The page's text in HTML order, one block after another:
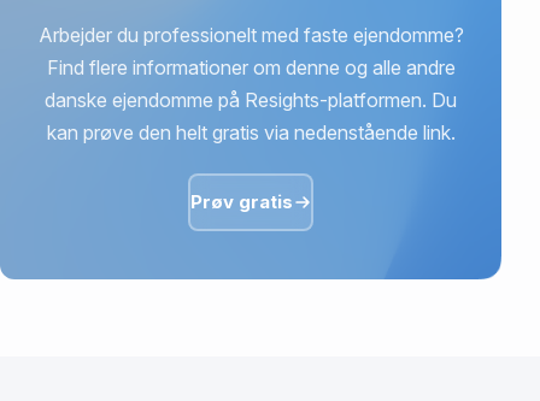
Arbejder du professionelt med faste ejendomme?
Find flere informationer om denne og alle andre
danske ejendomme på Resights-platformen. Du
kan prøve den helt gratis via nedenstående link.
Prøv gratis